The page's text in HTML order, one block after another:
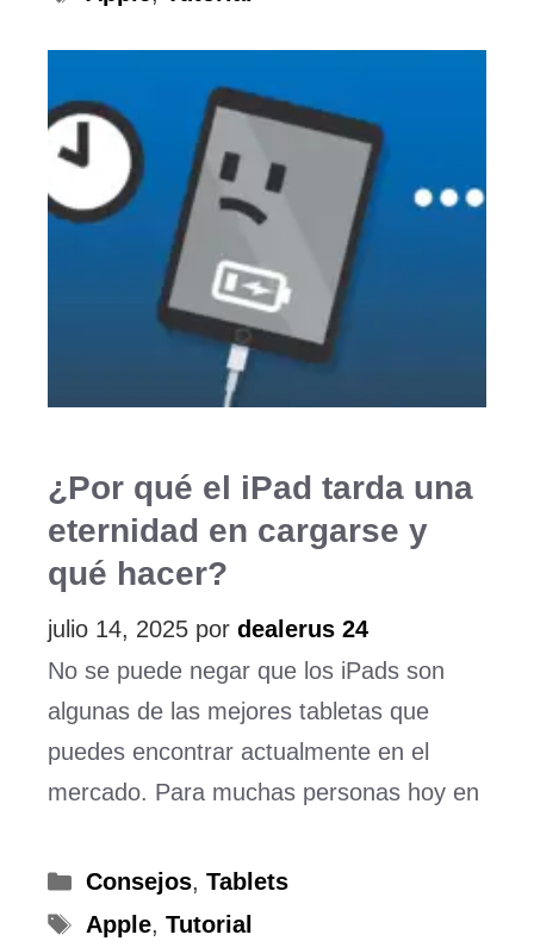
¿Por qué el iPad tarda una
eternidad en cargarse y
qué hacer?
julio 14, 2025 por dealerus 24
No se puede negar que los iPads son
algunas de las mejores tabletas que
puedes encontrar actualmente en el
mercado. Para muchas personas hoy en
Categorías
Consejos, Tablets
Etiquetas
Apple, Tutorial